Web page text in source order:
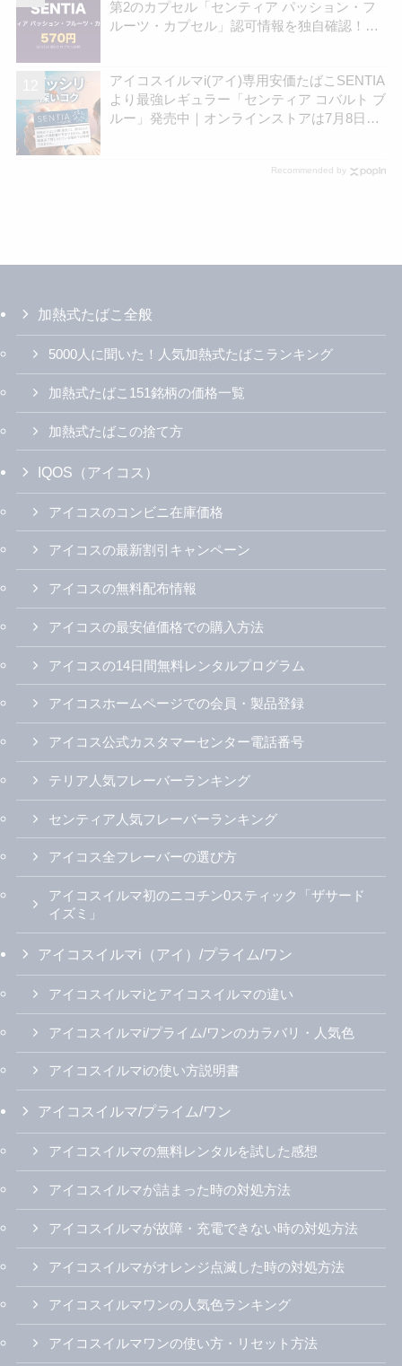
第2のカプセル「センティア パッション・フ
ルーツ・カプセル」認可情報を独自確認！
アイコスイルマi(アイ)専用安価たばこSENTIA
より最強レギュラー「センティア コバルト ブ
ルー」発売中｜オンラインストアは7月8日
Recommended by
加熱式たばこ全般
5000人に聞いた！人気加熱式たばこランキング
加熱式たばこ151銘柄の価格一覧
加熱式たばこの捨て方
IQOS（アイコス）
アイコスのコンビニ在庫価格
アイコスの最新割引キャンペーン
アイコスの無料配布情報
アイコスの最安値価格での購入方法
アイコスの14日間無料レンタルプログラム
アイコスホームページでの会員・製品登録
アイコス公式カスタマーセンター電話番号
テリア人気フレーバーランキング
センティア人気フレーバーランキング
アイコス全フレーバーの選び方
アイコスイルマ初のニコチン0スティック「ザサード
イズミ」
アイコスイルマi（アイ）/プライム/ワン
アイコスイルマiとアイコスイルマの違い
アイコスイルマi/プライム/ワンのカラバリ・人気色
アイコスイルマiの使い方説明書
アイコスイルマ/プライム/ワン
アイコスイルマの無料レンタルを試した感想
アイコスイルマが詰まった時の対処方法
アイコスイルマが故障・充電できない時の対処方法
アイコスイルマがオレンジ点滅した時の対処方法
アイコスイルマワンの人気色ランキング
アイコスイルマワンの使い方・リセット方法